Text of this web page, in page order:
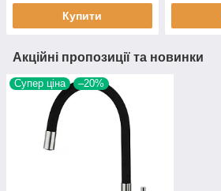
Купити
Акційні пропозиції та новинки
Супер ціна –20%